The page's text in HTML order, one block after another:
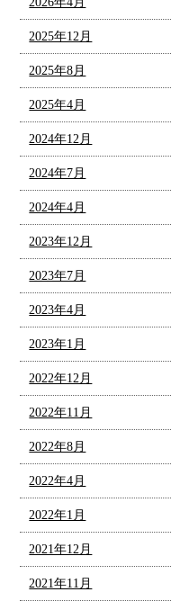
2025年12月
2025年8月
2025年4月
2024年12月
2024年7月
2024年4月
2023年12月
2023年7月
2023年4月
2023年1月
2022年12月
2022年11月
2022年8月
2022年4月
2022年1月
2021年12月
2021年11月